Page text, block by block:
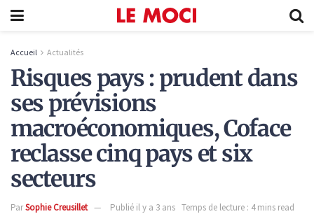
Accueil Actualités
Risques pays : prudent dans
ses prévisions
macroéconomiques, Coface
reclasse cinq pays et six
secteurs
ParSophie Creusillet Publié il y a 3 ans Temps de lecture : 4 mins read